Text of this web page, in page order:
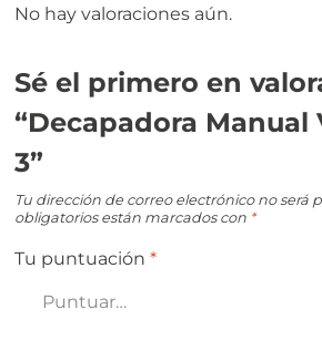
No hay valoraciones aún.
Sé el primero en
“Decapadora Manual
3”
Tu dirección de correo electrónico no será
obligatorios están marcados con *
Tu puntuación *